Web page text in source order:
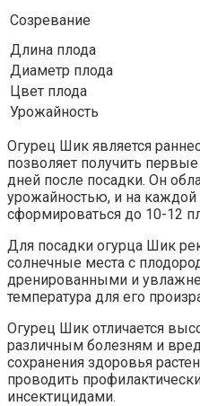
Созревание
Длина плода
Диаметр плода
Цвет плода
Урожайность
Огурец Шик является
позволяет получить
дней после посадки. Он
урожайностью, и на каждой
сформироваться до 10-12
Для посадки огурца Шик
солнечные места с
дренированными и
температура для его
Огурец Шик отличается
различным болезням и
сохранения здоровья
проводить
инсектицидами.